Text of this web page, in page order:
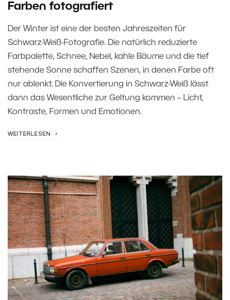
Farben fotografiert
Der Winter ist eine der besten Jahreszeiten für
Schwarz-Weiß-Fotografie. Die natürlich reduzierte
Farbpalette, Schnee, Nebel, kahle Bäume und die tief
stehende Sonne schaffen Szenen, in denen Farbe oft
nur ablenkt. Die Konvertierung in Schwarz-Weiß lässt
dann das Wesentliche zur Geltung kommen – Licht,
Kontraste, Formen und Emotionen.
WEITERLESEN